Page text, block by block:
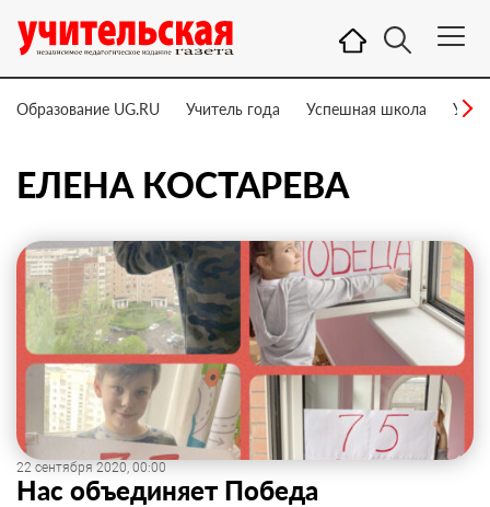
Образование UG.RU Учитель года Успешная школа
ЕЛЕНА КОСТАРЕВА
22 сентября 2020, 00:00
Нас объединяет Победа